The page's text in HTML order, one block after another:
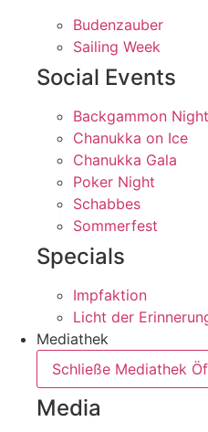
Budenzauber
Sailing Week
Social Events
Backgammon Night
Chanukka on Ice
Chanukka Gala
Poker Night
Schabbes
Sommerfest
Specials
Impfaktion
Licht der
Mediathek
Schließe Mediathek
Media